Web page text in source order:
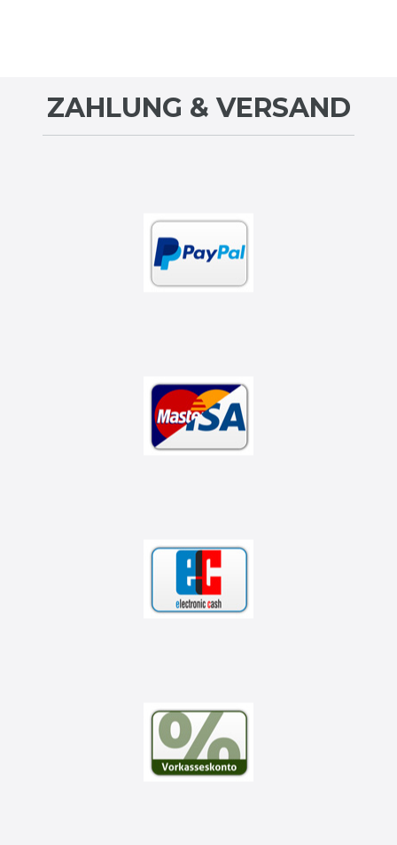
ZAHLUNG & VERSAND